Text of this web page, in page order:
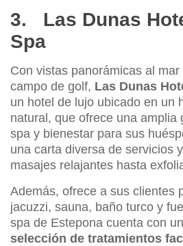
3. Las Dunas
Spa
Con vistas panorámicas al
campo de golf, Las Dunas
un hotel de lujo ubicado en un
natural, que ofrece una amplia
spa y bienestar para sus
una carta diversa de servicios
masajes relajantes hasta
Además, ofrece a sus clientes
jacuzzi, sauna, baño turco y
spa de Estepona cuenta con
selección de tratamientos